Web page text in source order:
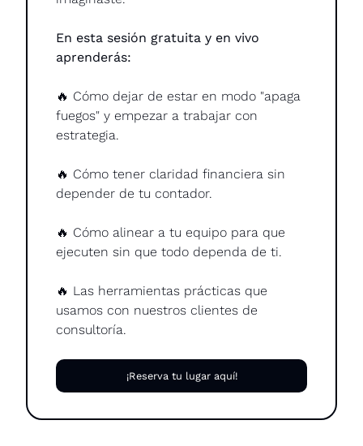
En esta sesión gratuita y en vivo
aprenderás:
🔥 Cómo dejar de estar en modo "apaga
fuegos" y empezar a trabajar con
estrategia.
🔥 Cómo tener claridad financiera sin
depender de tu contador.
🔥 Cómo alinear a tu equipo para que
ejecuten sin que todo dependa de ti.
🔥 Las herramientas prácticas que
usamos con nuestros clientes de
consultoría.
¡Reserva tu lugar aquí!